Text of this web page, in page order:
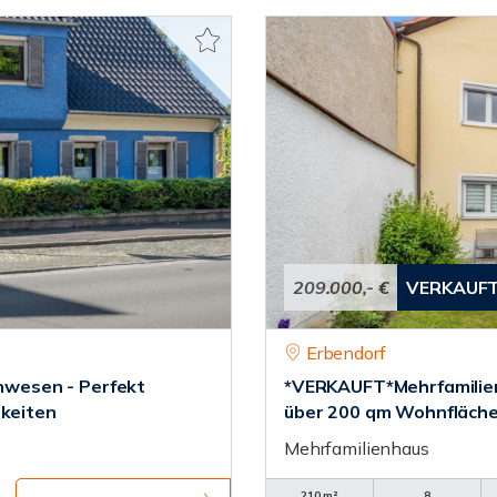
- Perfekt
209.000,- €
Erbendorf
über 200 qm
Mehrfamilienhaus